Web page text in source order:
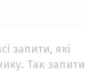
запити, які
Так запити